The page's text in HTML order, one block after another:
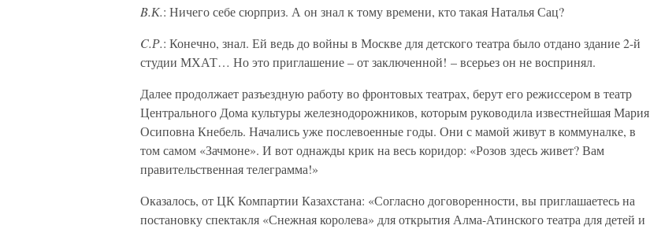
B.К.: Ничего себе сюрприз. А он знал к тому времени, кто такая Наталья Сац?
C.Р.: Конечно, знал. Ей ведь до войны в Москве для детского театра было отдано здание 2-й
студии МХАТ… Но это приглашение – от заключенной! – всерьез он не воспринял.
Далее продолжает разъездную работу во фронтовых театрах, берут его режиссером в театр
Центрального Дома культуры железнодорожников, которым руководила известнейшая Мария
Осиповна Кнебель. Начались уже послевоенные годы. Они с мамой живут в коммуналке, в
том самом «Зачмоне». И вот однажды крик на весь коридор: «Розов здесь живет? Вам
правительственная телеграмма!»
Оказалось, от ЦК Компартии Казахстана: «Согласно договоренности, вы приглашаетесь на
постановку спектакля «Снежная королева» для открытия Алма-Атинского театра для детей и